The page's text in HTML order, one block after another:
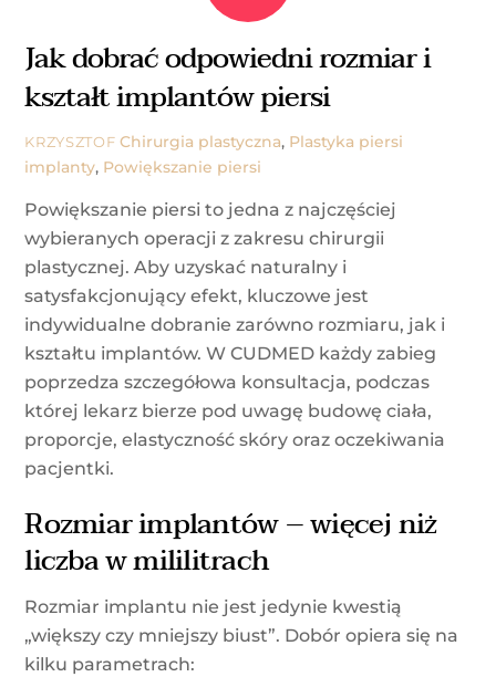
Jak dobrać odpowiedni rozmiar i
kształt implantów piersi
KRZYSZTOF Chirurgia plastyczna, Plastyka piersi
implanty, Powiększanie piersi
Powiększanie piersi to jedna z najczęściej
wybieranych operacji z zakresu chirurgii
plastycznej. Aby uzyskać naturalny i
satysfakcjonujący efekt, kluczowe jest
indywidualne dobranie zarówno rozmiaru, jak i
kształtu implantów. W CUDMED każdy zabieg
poprzedza szczegółowa konsultacja, podczas
której lekarz bierze pod uwagę budowę ciała,
proporcje, elastyczność skóry oraz oczekiwania
pacjentki.
Rozmiar implantów – więcej niż
liczba w mililitrach
Rozmiar implantu nie jest jedynie kwestią
„większy czy mniejszy biust”. Dobór opiera się na
kilku parametrach: